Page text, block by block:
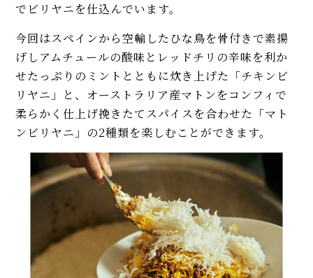
でビリヤニを仕込んでいます。
今回はスペインから空輸したひな鳥を骨付きで素揚
げしアムチュールの酸味とレッドチリの辛味を利か
せたっぷりのミントとともに炊き上げた「チキンビ
リヤニ」と、オーストラリア産マトンをコンフィで
柔らかく仕上げ挽きたてスパイスを合わせた「マト
ンビリヤニ」の2種類を楽しむことができます。